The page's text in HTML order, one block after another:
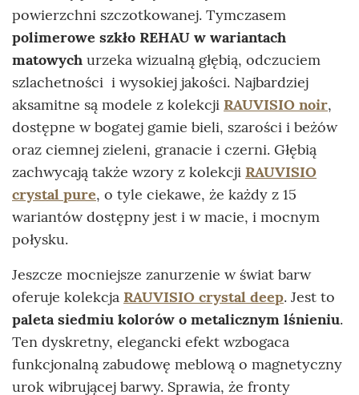
powierzchni szczotkowanej. Tymczasem
polimerowe szkło REHAU w wariantach
matowych urzeka wizualną głębią, odczuciem
szlachetności i wysokiej jakości. Najbardziej
aksamitne są modele z kolekcji RAUVISIO noir,
dostępne w bogatej gamie bieli, szarości i beżów
oraz ciemnej zieleni, granacie i czerni. Głębią
zachwycają także wzory z kolekcji RAUVISIO
crystal pure, o tyle ciekawe, że każdy z 15
wariantów dostępny jest i w macie, i mocnym
połysku.
Jeszcze mocniejsze zanurzenie w świat barw
oferuje kolekcja RAUVISIO crystal deep. Jest to
paleta siedmiu kolorów o metalicznym lśnieniu.
Ten dyskretny, elegancki efekt wzbogaca
funkcjonalną zabudowę meblową o magnetyczny
urok wibrującej barwy. Sprawia, że fronty